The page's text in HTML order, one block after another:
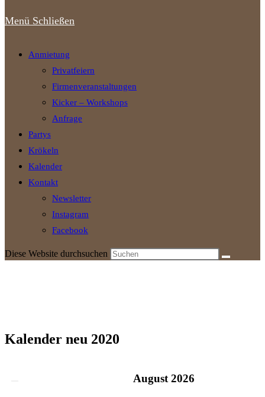
Menü Schließen
Anmietung
Privatfeiern
Firmenveranstaltungen
Kicker – Workshops
Anfrage
Partys
Krökeln
Kalender
Kontakt
Newsletter
Instagram
Facebook
Diese Website durchsuchen
Kalender neu 2020
August 2026